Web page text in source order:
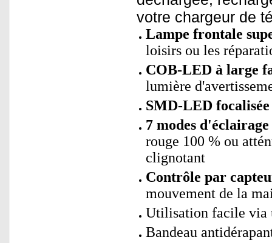
votre chargeur de
Lampe frontale
loisirs ou les
COB-LED à large
lumière
SMD-LED focalisée
7 modes
rouge 100 % ou
clignotant
Contrôle par
mouvement de la
Utilisation facile via
Bandeau